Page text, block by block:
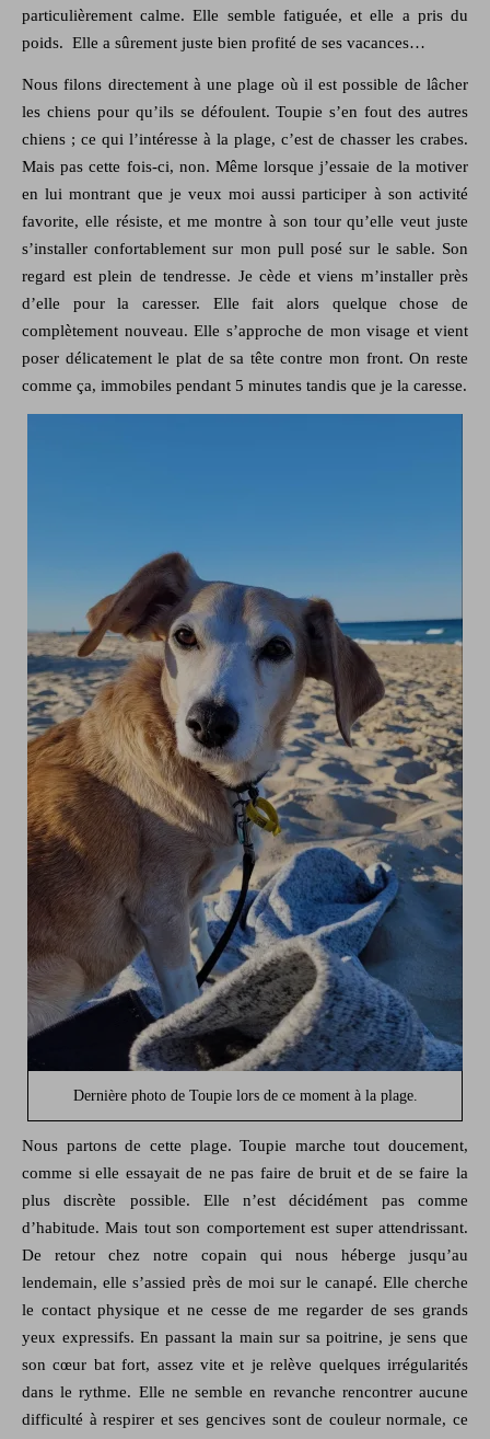
particulièrement calme. Elle semble fatiguée, et elle a pris du
poids. Elle a sûrement juste bien profité de ses vacances…
Nous filons directement à une plage où il est possible de lâcher
les chiens pour qu’ils se défoulent. Toupie s’en fout des autres
chiens ; ce qui l’intéresse à la plage, c’est de chasser les crabes.
Mais pas cette fois-ci, non. Même lorsque j’essaie de la motiver
en lui montrant que je veux moi aussi participer à son activité
favorite, elle résiste, et me montre à son tour qu’elle veut juste
s’installer confortablement sur mon pull posé sur le sable. Son
regard est plein de tendresse. Je cède et viens m’installer près
d’elle pour la caresser. Elle fait alors quelque chose de
complètement nouveau. Elle s’approche de mon visage et vient
poser délicatement le plat de sa tête contre mon front. On reste
comme ça, immobiles pendant 5 minutes tandis que je la caresse.
Dernière photo de Toupie lors de ce moment à la plage.
Nous partons de cette plage. Toupie marche tout doucement,
comme si elle essayait de ne pas faire de bruit et de se faire la
plus discrète possible. Elle n’est décidément pas comme
d’habitude. Mais tout son comportement est super attendrissant.
De retour chez notre copain qui nous héberge jusqu’au
lendemain, elle s’assied près de moi sur le canapé. Elle cherche
le contact physique et ne cesse de me regarder de ses grands
yeux expressifs. En passant la main sur sa poitrine, je sens que
son cœur bat fort, assez vite et je relève quelques irrégularités
dans le rythme. Elle ne semble en revanche rencontrer aucune
difficulté à respirer et ses gencives sont de couleur normale, ce